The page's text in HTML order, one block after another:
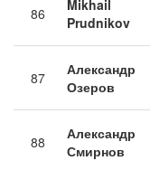
86
Mikhail
Prudnikov
87
Александр
Озеров
88
Александр
Смирнов